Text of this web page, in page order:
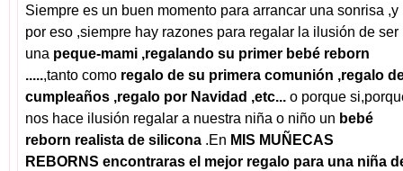
Siempre es un buen momento para arrancar una sonrisa ,y
por eso ,siempre hay razones para regalar la ilusión de ser
una peque-mami ,regalando su primer bebé reborn
.....,tanto como regalo de su primera comunión ,regalo
cumpleaños ,regalo por Navidad ,etc... o porque
nos hace ilusión regalar a nuestra niña o niño un bebé
reborn realista de silicona .En MIS MUÑECAS
REBORNS encontraras el mejor regalo para una niña